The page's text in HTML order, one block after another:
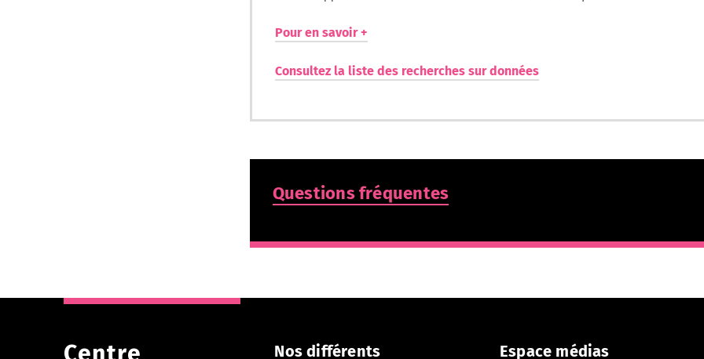
Pour en savoir +
Consultez la liste des recherches sur données
Questions fréquentes
Nos différents
Espace médias